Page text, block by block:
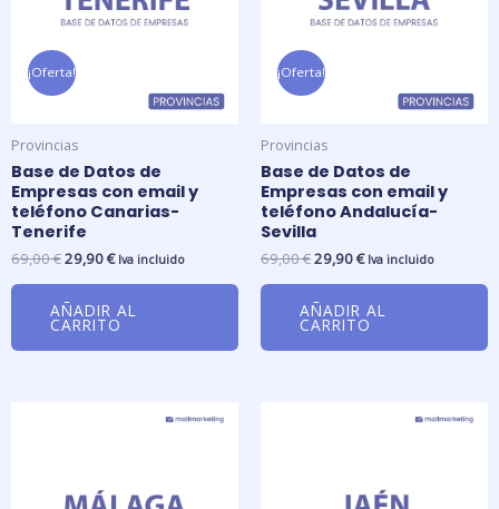
¡Oferta!
Provincias
Base de Datos de
Empresas con email y
teléfono Canarias-
Tenerife
69,00€29,90€ Iva incluido
AÑADIR AL
CARRITO
¡Oferta!
Provincias
Base de Datos de
Empresas con email y
teléfono Andalucía-
Sevilla
69,00€29,90€ Iva incluido
AÑADIR AL
CARRITO
69,00 €.
29,90 €.